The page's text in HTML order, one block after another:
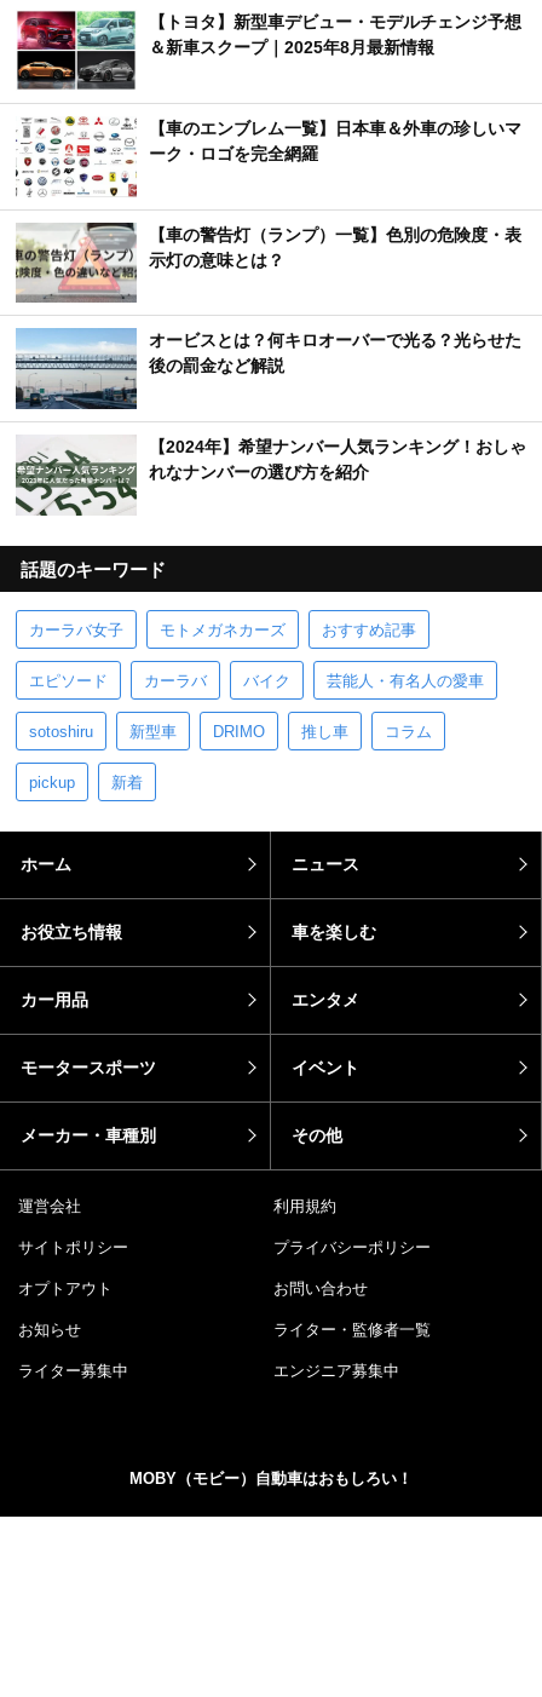
【トヨタ】新型車デビュー・モデルチェンジ予想
＆新車スクープ｜2025年8月最新情報
【車のエンブレム一覧】日本車＆外車の珍しいマ
ーク・ロゴを完全網羅
【車の警告灯（ランプ）一覧】色別の危険度・表
示灯の意味とは？
オービスとは？何キロオーバーで光る？光らせた
後の罰金など解説
【2024年】希望ナンバー人気ランキング！おしゃ
れなナンバーの選び方を紹介
話題のキーワード
カーラバ女子 モトメガネカーズ おすすめ記事
エピソード カーラバ バイク 芸能人・有名人の愛車
sotoshiru 新型車 DRIMO 推し車 コラム
pickup 新着
ホーム ニュース
お役立ち情報 車を楽しむ
カー用品 エンタメ
モータースポーツ イベント
メーカー・車種別 その他
運営会社 利用規約
サイトポリシー プライバシーポリシー
オプトアウト お問い合わせ
お知らせ ライター・監修者一覧
ライター募集中 エンジニア募集中
MOBY（モビー）自動車はおもしろい！